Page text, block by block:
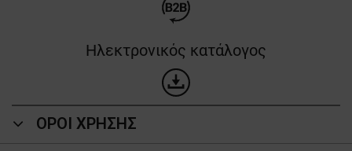
Ηλεκτρονικός κατάλογος
ΟΡΟΙ ΧΡΗΣΗΣ